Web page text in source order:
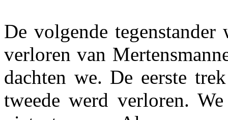
De volgende tegenstander
verloren van
dachten we. De eerste
tweede werd verloren.